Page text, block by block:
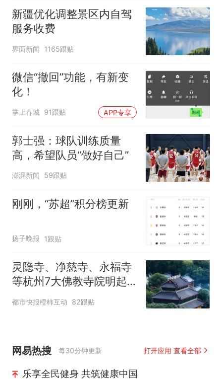
新疆优化调整景区内自驾
服务收费
界面新闻 1165跟贴
微信“撤回”功能，有新变
化！
掌上春城 91跟贴 APP专享
郭士强：球队训练质量
高，希望队员“做好自己”
澎湃新闻 59跟贴
刚刚，“苏超”积分榜更新
扬子晚报 1跟贴
灵隐寺、净慈寺、永福寺
等杭州7大佛教寺院明起
临时关闭，别跑空了
都市快报橙柿互动 82跟贴
网易热搜 每30分钟更新 打开应用 查看全部
乐享全民健身 共筑健康中国